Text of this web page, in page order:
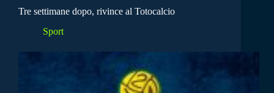
Tre settimane dopo, rivince al Totocalcio
Sport